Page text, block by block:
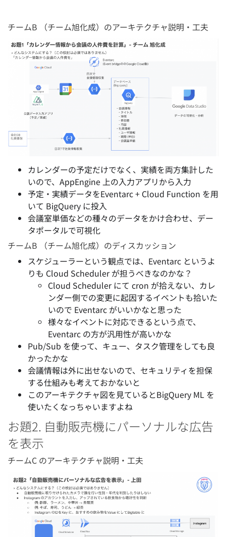
チームB （チーム旭化成）のアーキテクチャ説明・工夫
カレンダーの予定だけでなく、実績を両方集計した
いので、AppEngine 上の入力アプリから入力
予定・実績データをEventarc + Cloud Function を用
いて BigQuery に投入
会議室単価などの種々のデータをかけ合わせ、デー
タポータルで可視化
チームB （チーム旭化成）のディスカッション
スケジューラーという観点では、Eventarc というよ
りも Cloud Scheduler が担うべきなのかな？
Cloud Scheduler にて cron が拾えない、カレ
ンダー側での変更に起因するイベントも拾いた
いので Eventarc がいいかなと思った
様々なイベントに対応できるという点で、
Eventarc の方が汎用性が高いかな
Pub/Sub を使って、キュー、タスク管理をしても良
かったかな
会議情報は外に出せないので、セキュリティを担保
する仕組みも考えておかないと
このアーキテクチャ図を見ているとBigQuery ML を
使いたくなっちゃいますよね
お題2. 自動販売機にパーソナルな広告
を表示
チームC のアーキテクチャ説明・工夫